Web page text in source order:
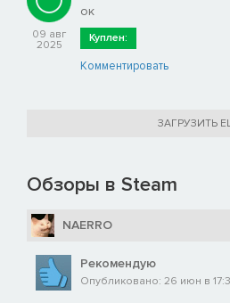
09 авг
2025
ок
Куплен:
Комментировать
ЗАГРУЗИТЬ
Обзоры в Steam
NAERRO
Рекомендую
Опубликовано: 26 июн в